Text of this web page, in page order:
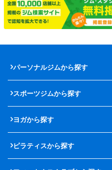
パーソナルジムから探す
スポーツジムから探す
ヨガから探す
ピラティスから探す